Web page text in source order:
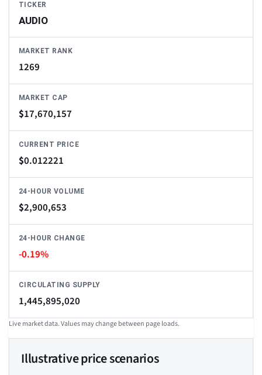
TICKER
AUDIO
MARKET RANK
1269
MARKET CAP
$17,670,157
CURRENT PRICE
$0.012221
24-HOUR VOLUME
$2,900,653
24-HOUR CHANGE
-0.19%
CIRCULATING SUPPLY
1,445,895,020
Live market data. Values may change between page loads.
Illustrative price scenarios